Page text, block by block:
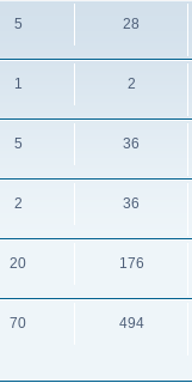
5 28
1 2
5 36
2 36
20 176
70 494